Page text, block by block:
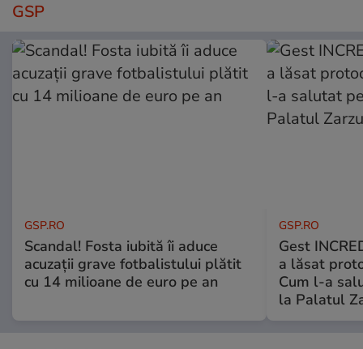
GSP
GSP.RO
Scandal! Fosta iubită îi aduce
acuzații grave fotbalistului plătit
cu 14 milioane de euro pe an
GSP.RO
Gest
a lăsat
Cum l-a
la Palatul